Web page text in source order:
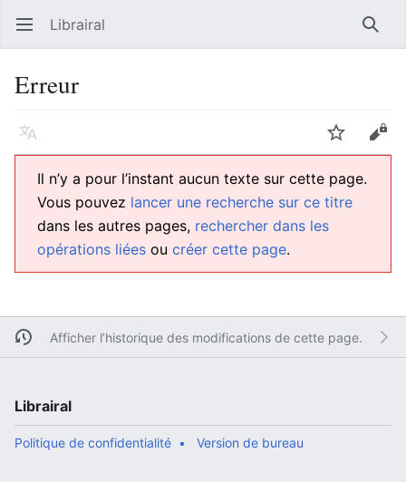
Ouvrir le menu principal Librairal
Erreur
Langue Suivre
Il n’y a pour l’instant aucun texte sur cette page.
Vous pouvez lancer une recherche sur ce titre
dans les autres pages, rechercher dans les
opérations liées ou créer cette page.
Afficher l’historique des modifications de cette page.
Librairal
Politique de confidentialité Version de bureau